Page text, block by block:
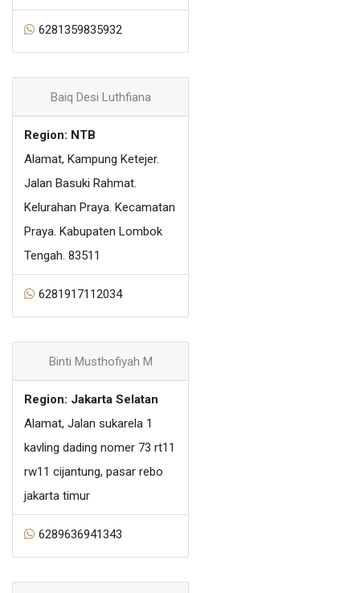
6281359835932
Baiq Desi Luthfiana
Region: NTB
Alamat, Kampung Ketejer.
Jalan Basuki Rahmat.
Kelurahan Praya. Kecamatan
Praya. Kabupaten Lombok
Tengah. 83511
6281917112034
Binti Musthofiyah M
Region: Jakarta Selatan
Alamat, Jalan sukarela 1
kavling dading nomer 73 rt11
rw11 cijantung, pasar rebo
jakarta timur
6289636941343